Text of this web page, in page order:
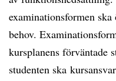
examinationsformen
behov.
kursplanens förväntade
studenten ska